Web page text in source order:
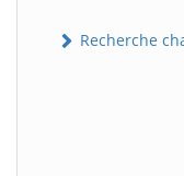
Recherche